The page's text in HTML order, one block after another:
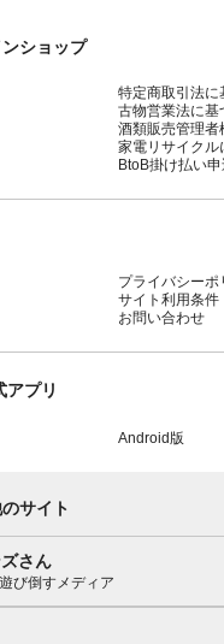
ショップ
特定商取引法に
古物営業法に基
酒類販売管理者
家電リサイクル
BtoB掛け払い申
プライバシーポ
サイト利用条件
お問い合わせ
アプリ
Android版
サイト
さん
び倒すメディア